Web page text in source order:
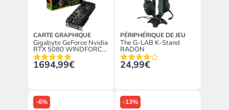
CARTE GRAPHIQUE
Gigabyte GeForce Nvidia
RTX 5080 WINDFORCE
OC SFF 16G
1694,99€
PÉRIPHÉRIQUE DE JEU
The G-LAB K-Stand
RADON
24,99€
-6% -13%